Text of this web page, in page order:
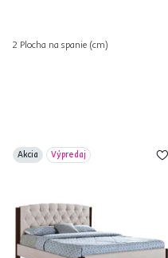
2 Plocha na spanie (cm)
Akcia Výpredaj